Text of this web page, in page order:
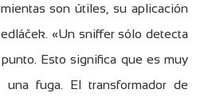
son útiles, su aplicación
«Un sniffer sólo detecta
Esto significa que es muy
fuga. El transformador de